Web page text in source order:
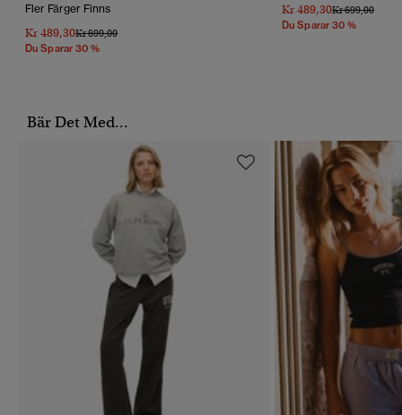
Fler Färger Finns
Kr 489,30Pris Reducerat Från
Kr 699,00Till
Du Sparar 30 %
Kr 489,30Pris Reducerat
Kr 699,00Till
Du Sparar 30 %
Bär Det Med...